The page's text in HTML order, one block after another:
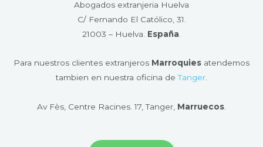
Abogados extranjeria Huelva
C/ Fernando El Católico, 31.
21003 – Huelva​. España
Para nuestros clientes extranjeros Marroquies atendemos
tambien en nuestra oficina deTanger
Av Fès, Centre Racines. 17, Tanger, Marruecos